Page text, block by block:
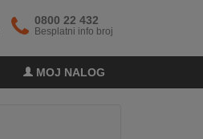
0800 22 432
Besplatni info broj
MOJ NALOG